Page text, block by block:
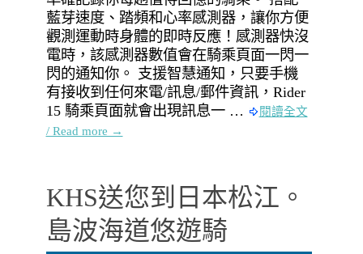
藍芽速度、踏頻和心率感測器，讓你方便
觀測運動時身體的即時反應！感測器快沒
電時，該感測器數值會在騎乘頁面一閃一
閃的通知你。 支援智慧通知，只要手機
有接收到任何來電/訊息/郵件資訊，Rider
15 騎乘頁面就會出現訊息一 …
閱讀全文
/ Read more →
KHS送您到日本松江。
島波海道悠遊騎